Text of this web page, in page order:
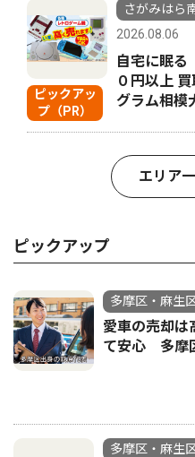
ピックアッ
プ（PR）
さがみはら
2026.08.06
自宅に眠
０円以上
グラム相模
エリア
ピックアップ
多摩区・麻生
愛車の売却は
て安心 多摩
多摩区・麻生